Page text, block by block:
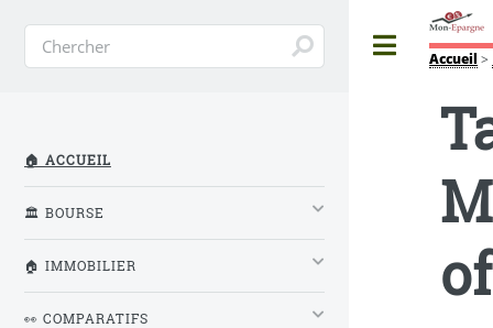
Accueil >
🏠 ACCUEIL
🏛️ BOURSE
🏠 IMMOBILIER
👀 COMPARATIFS
Toggle